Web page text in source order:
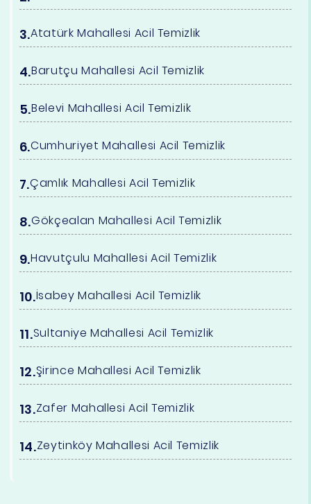
Atatürk Mahallesi Acil Temizlik
Barutçu Mahallesi Acil Temizlik
Belevi Mahallesi Acil Temizlik
Cumhuriyet Mahallesi Acil Temizlik
Çamlık Mahallesi Acil Temizlik
Gökçealan Mahallesi Acil Temizlik
Havutçulu Mahallesi Acil Temizlik
İsabey Mahallesi Acil Temizlik
Sultaniye Mahallesi Acil Temizlik
Şirince Mahallesi Acil Temizlik
Zafer Mahallesi Acil Temizlik
Zeytinköy Mahallesi Acil Temizlik